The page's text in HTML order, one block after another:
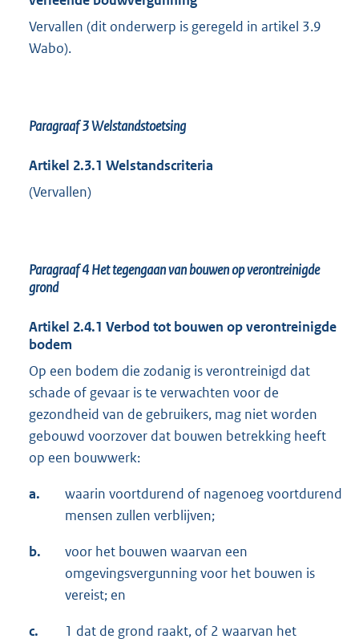
Vervallen (dit onderwerp is geregeld in artikel 3.9
Wabo).
Paragraaf 3 Welstandstoetsing
Artikel 2.3.1 Welstandscriteria
(Vervallen)
Paragraaf 4 Het tegengaan van bouwen op verontreinigde
grond
Artikel 2.4.1 Verbod tot bouwen op verontreinigde
bodem
Op een bodem die zodanig is verontreinigd dat
schade of gevaar is te verwachten voor de
gezondheid van de gebruikers, mag niet worden
gebouwd voorzover dat bouwen betrekking heeft
op een bouwwerk:
a.
waarin voortdurend of nagenoeg voortdurend
mensen zullen verblijven;
b.
voor het bouwen waarvan een
omgevingsvergunning voor het bouwen is
vereist; en
c.
1 dat de grond raakt, of 2 waarvan het